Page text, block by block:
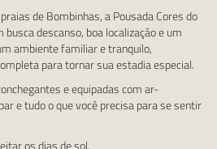
de Bombinhas, a Pousada Cores do
descanso, boa localização e um
ambiente familiar e tranquilo,
para tornar sua estadia especial.
e equipadas com ar-
e tudo o que você precisa para se sentir
os dias de sol.